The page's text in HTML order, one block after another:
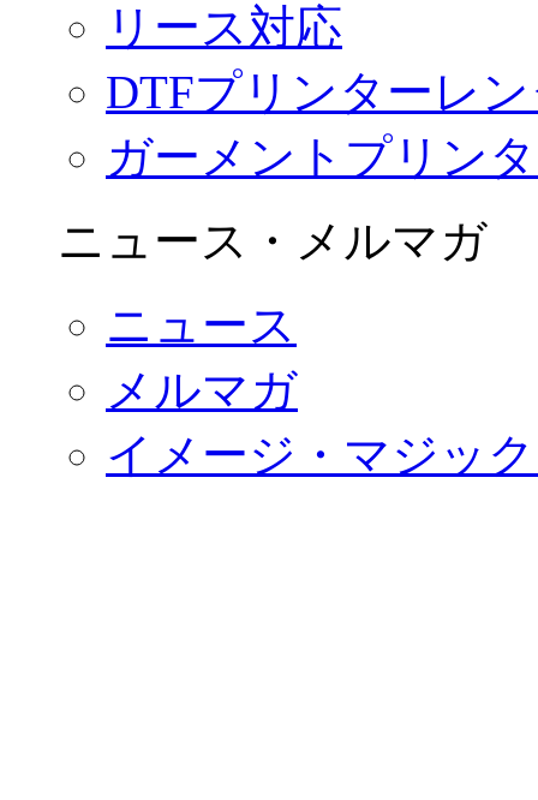
リース対応
DTFプリンターレ
ガーメントプリン
ニュース・メルマガ
ニュース
メルマガ
イメージ・マジッ